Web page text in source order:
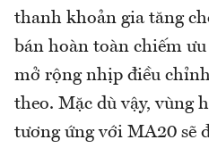
thanh khoản gia tăng
bán hoàn toàn chiếm
mở rộng nhịp điều
theo. Mặc dù vậy, vùng
tương ứng với MA20 sẽ